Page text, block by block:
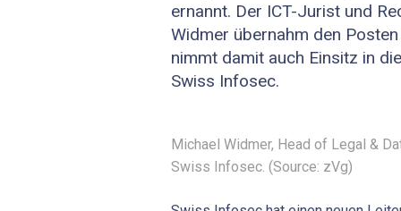
ernannt. Der ICT-Jurist und
Widmer übernahm den
nimmt damit auch Einsitz in
Swiss Infosec.
Michael Widmer, Head of Legal &
Swiss Infosec. (Source: zVg)